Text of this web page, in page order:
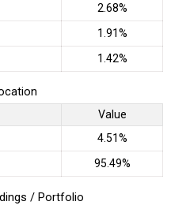
2.68%
1.91%
1.42%
Value
4.51%
95.49%
/ Portfolio